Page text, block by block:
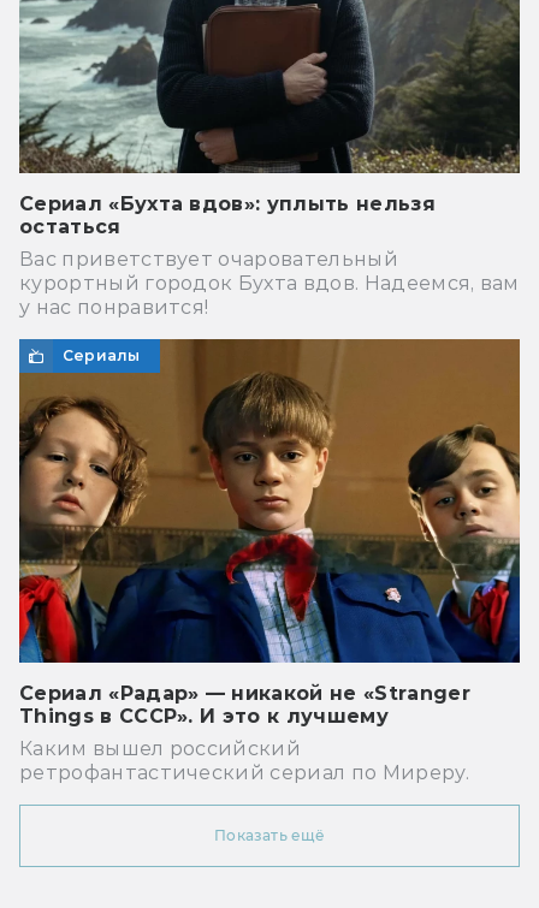
Сериал «Бухта вдов»: уплыть нельзя
остаться
Вас приветствует очаровательный
курортный городок Бухта вдов. Надеемся, вам
у нас понравится!
Сериалы
Сериал «Радар» — никакой не «Stranger
Things в СССР». И это к лучшему
Каким вышел российский
ретрофантастический сериал по Миреру.
Показать ещё